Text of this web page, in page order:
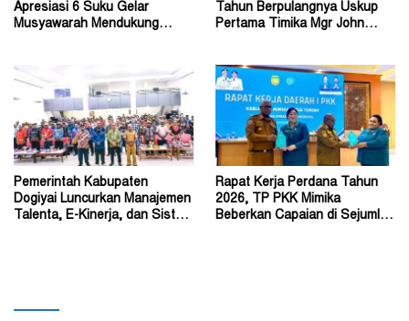
Apresiasi 6 Suku Gelar
Musyawarah Mendukung
Tahun Berpulangnya Uskup
Pertama Timika Mgr John
Pemerintah Kabupaten
Dogiyai Luncurkan Manajemen
Talenta, E-Kinerja, dan Sistem
Rapat Kerja Perdana Tahun
2026, TP PKK Mimika
Beberkan Capaian di Sejumlah